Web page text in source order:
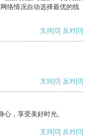
络情况自动选择最优的线
支持[0] 反对[0]
支持[0] 反对[0]
，享受美好时光。
支持[0] 反对[0]